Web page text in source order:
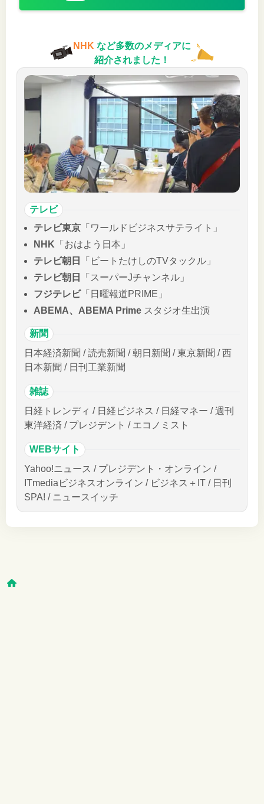
NHK など多数のメディアに
紹介されました！
テレビ
テレビ東京 「ワールドビジネスサテライト」
NHK 「おはよう日本」
テレビ朝日
「ビートたけしのTVタックル」
テレビ朝日
「スーパーJチャンネル」
フジテレビ「日曜報道PRIME」
ABEMA、ABEMA Prime スタジオ生出演
新聞
日本経済新聞 / 読売新聞 / 朝日新聞 / 東京新聞 / 西
日本新聞 / 日刊工業新聞
雑誌
日経トレンディ / 日経ビジネス / 日経マネー / 週刊
東洋経済 / プレジデント / エコノミスト
WEBサイト
Yahoo!ニュース / プレジデント・オンライン /
ITmediaビジネスオンライン / ビジネス＋IT / 日刊
SPA! / ニュースイッチ